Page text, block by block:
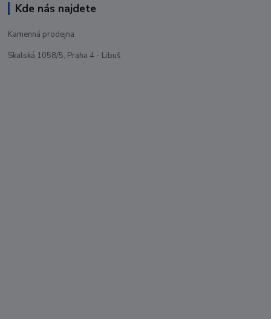
Kde nás najdete
Kamenná prodejna
Skalská 1058/5, Praha 4 - Libuš